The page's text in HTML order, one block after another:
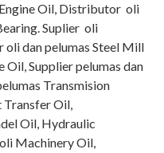
Oil, Distributor oli
Suplier oli
oli dan pelumas Steel Mill
Supplier pelumas dan
Transmision
Transfer Oil,
Oil, Hydraulic
Machinery Oil,